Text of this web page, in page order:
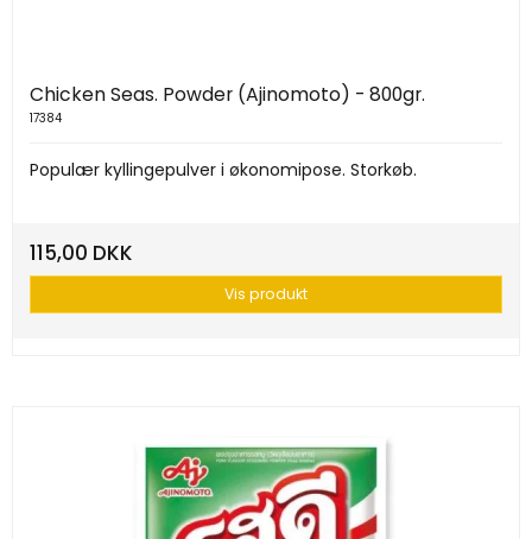
Chicken Seas. Powder (Ajinomoto) - 800gr.
17384
Populær kyllingepulver i økonomipose. Storkøb.
115,00 DKK
Vis produkt